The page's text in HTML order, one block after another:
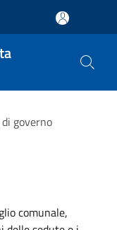
governo
comunale,